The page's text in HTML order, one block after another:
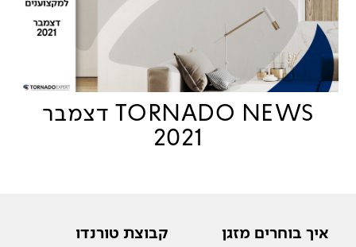
TORNADO NEWS דצמבר
2021
איך בוחרים מזגן קבוצת טורנדו